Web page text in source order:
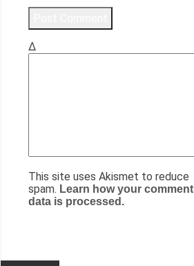
Δ
This site uses Akismet to reduce
spam. Learn how your comment
data is processed.